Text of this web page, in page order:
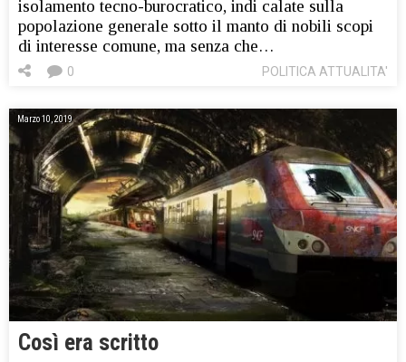
isolamento tecno-burocratico, indi calate sulla
popolazione generale sotto il manto di nobili scopi
di interesse comune, ma senza che…
POLITICA ATTUALITA'
0
Marzo 10, 2019
Così era scritto